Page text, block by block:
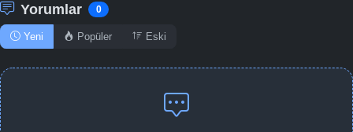
Yorumlar 0
Yeni Popüler Eski